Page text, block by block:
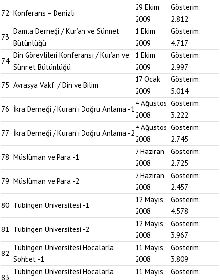
72 Konferans – Denizli
29 Ekim
2009
Gösterim:
2.812
73
Damla Derneği / Kur’an ve Sünnet
Bütünlüğü
1 Ekim
2009
Gösterim:
4.717
74
Din Görevlileri Konferansı / Kur’an ve
Sünnet Bütünlüğü
1 Ekim
2009
Gösterim:
2.997
75 Avrasya Vakfı / Din ve Bilim
17 Ocak
2009
Gösterim:
5.014
76 İkra Derneği / Kuran’ı Doğru Anlama -1
4 Ağustos
2008
Gösterim:
3.222
77 İkra Derneği / Kuran’ı Doğru Anlama -2
4 Ağustos
2008
Gösterim:
2.745
78 Müslüman ve Para -1
7 Haziran
2008
Gösterim:
2.725
79 Müslüman ve Para -2
7 Haziran
2008
Gösterim:
2.457
80 Tübingen Üniversitesi -1
12 Mayıs
2008
Gösterim:
4.578
81 Tübingen Üniversitesi -2
12 Mayıs
2008
Gösterim:
3.967
82
Tübingen Üniversitesi Hocalarla
Sohbet -1
11 Mayıs
2008
Gösterim:
3.809
83
Tübingen Üniversitesi Hocalarla
11 Mayıs
Gösterim: